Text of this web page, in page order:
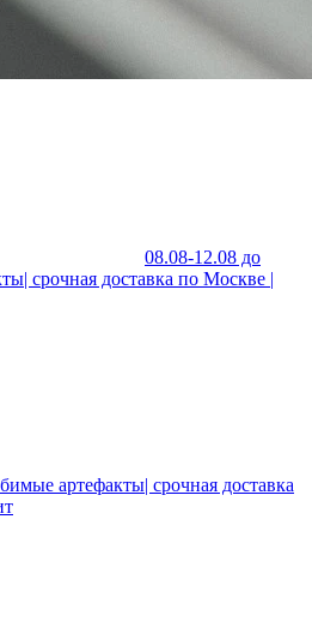
08.08-12.08 до
срочная доставка по Москве |
артефакты| срочная доставка